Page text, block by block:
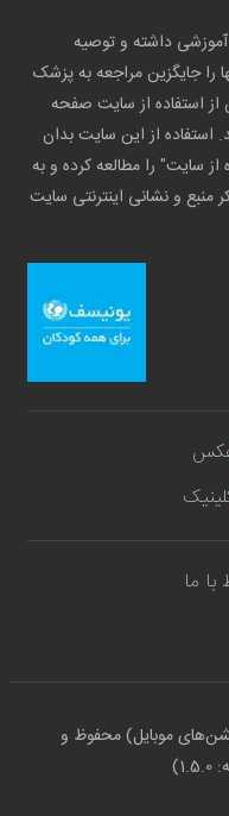
داشته و توصیه
جایگزین مراجعه به پزشک
استفاده از سایت صفحه
استفاده از این سایت بدان
سایت" را مطالعه کرده و به
منبع و نشانی اینترنتی سایت
با ما
موبایل) محفوظ و